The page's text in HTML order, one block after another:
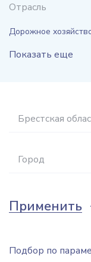
Отрасль
Дорожное
Показать еще
Брестская
Город
Применить
Подбор по